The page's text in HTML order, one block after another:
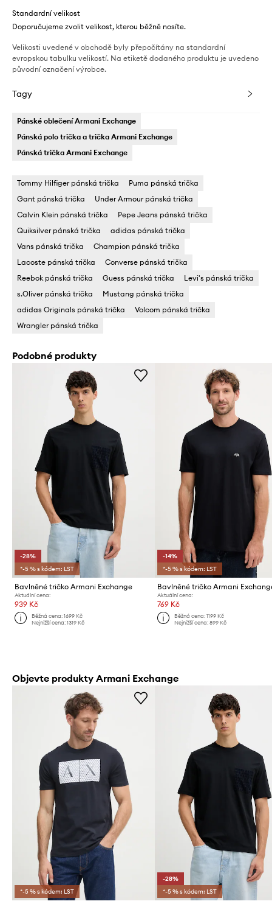
Standardní velikost
Doporučujeme zvolit velikost, kterou běžně nosíte.
Velikosti uvedené v obchodě byly přepočítány na standardní
evropskou tabulku velikostí. Na etiketě dodaného produktu je uvedeno
původní označení výrobce.
Tagy
Pánské oblečení Armani Exchange
Pánská polo trička a trička Armani Exchange
Pánská trička Armani Exchange
Tommy Hilfiger pánská trička
Puma pánská trička
Gant pánská trička
Under Armour pánská trička
Calvin Klein pánská trička
Pepe Jeans pánská trička
Quiksilver pánská trička
adidas pánská trička
Vans pánská trička
Champion pánská trička
Lacoste pánská trička
Converse pánská trička
Reebok pánská trička
Guess pánská trička
Levi's pánská trička
s.Oliver pánská trička
Mustang pánská trička
adidas Originals pánská trička
Volcom pánská trička
Wrangler pánská trička
Podobné produkty
-28%
*-5 % s kódem: LST
Bavlněné tričko Armani Exchange
Aktuální cena:
939 Kč
Běžná cena:1699 Kč
Nejnižší cena:1319 Kč
-14%
*-5 % s kódem: LST
Bavlněné tričko Armani
Aktuální cena:
769 Kč
Běžná cena: 1199 Kč
Nejnižší cena: 899 Kč
Objevte produkty Armani Exchange
*-5 % s kódem: LST
-28%
*-5 % s kódem: LST